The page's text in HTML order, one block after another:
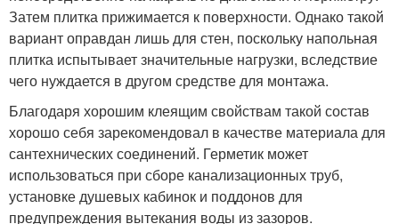
Затем плитка прижимается к поверхности. Однако такой
вариант оправдан лишь для стен, поскольку напольная
плитка испытывает значительные нагрузки, вследствие
чего нуждается в другом средстве для монтажа.
Благодаря хорошим клеящим свойствам такой состав
хорошо себя зарекомендовал в качестве материала для
сантехнических соединений. Герметик может
использоваться при сборе канализационных труб,
установке душевых кабинок и поддонов для
предупреждения вытекания воды из зазоров.